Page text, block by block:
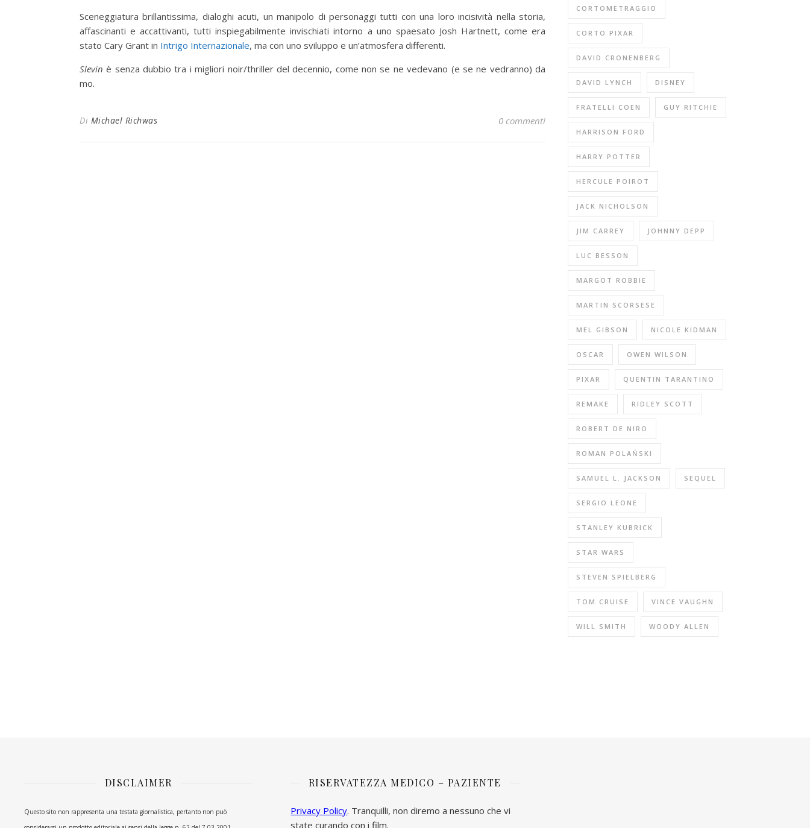
Sceneggiatura brillantissima, dialoghi acuti, un manipolo di personaggi tutti con una loro incisività nella storia,
affascinanti e accattivanti, tutti inspiegabilmente invischiati intorno a uno spaesato Josh Hartnett, come era
stato Cary Grant in Intrigo Internazionale, ma con uno sviluppo e un’atmosfera differenti.
Slevin è senza dubbio tra i migliori noir/thriller del decennio, come non se ne vedevano (e se ne vedranno) da
mo.
Di Michael Richwas 0 commenti
CORTOMETRAGGIO
CORTO PIXAR
DAVID CRONENBERG
DAVID LYNCH DISNEY
FRATELLI COEN GUY RITCHIE
HARRISON FORD
HARRY POTTER
HERCULE POIROT
JACK NICHOLSON
JIM CARREY JOHNNY DEPP
LUC BESSON
MARGOT ROBBIE
MARTIN SCORSESE
MEL GIBSON NICOLE KIDMAN
OSCAR OWEN WILSON
PIXAR QUENTIN TARANTINO
REMAKE RIDLEY SCOTT
ROBERT DE NIRO
ROMAN POLAŃSKI
SAMUEL L. JACKSON SEQUEL
SERGIO LEONE
STANLEY KUBRICK
STAR WARS
STEVEN SPIELBERG
TOM CRUISE VINCE VAUGHN
WILL SMITH WOODY ALLEN
DISCLAIMER
Questo sito non rappresenta una testata giornalistica, pertanto non può
RISERVATEZZA MEDICO – PAZIENTE
Privacy Policy. Tranquilli, non diremo a nessuno che vi
state curando con i film.